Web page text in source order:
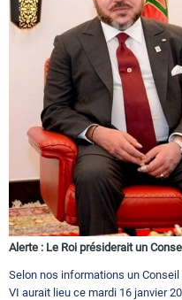
Alerte : Le Roi présiderait un
Selon nos informations un
VI aurait lieu ce mardi 16 janvier